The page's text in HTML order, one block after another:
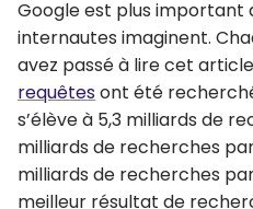
Google est plus important
internautes imaginent.
avez passé à lire cet
requêtesont été
s’élève à 5,3 milliards de
milliards de recherches
milliards de recherches
meilleur résultat de